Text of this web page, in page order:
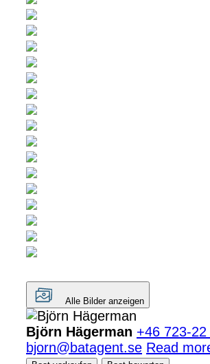
Alle Bilder anzeigen
Björn Hägerman +46 723-
bjorn@batagent.se Read